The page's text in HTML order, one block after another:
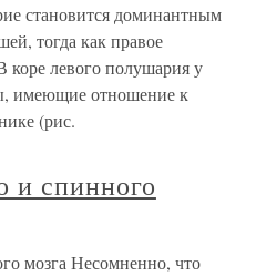
становится доминантным
тогда как правое
коре левого полушария у
имеющие отношение к
(рис.
и спинного
мозга Несомненно, что